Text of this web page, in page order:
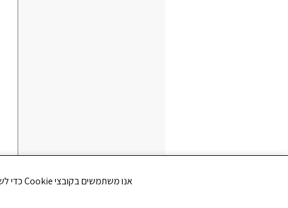
אנו משתמשים בקובצי Cookie כדי לשפר את חווית הגלישה שלך ולנתח את תנועת הגולשים באתר. האם את/ה מסכים/ה לשימוש בקובצי Cookie?